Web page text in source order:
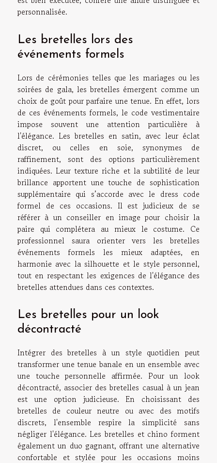
personnalisée.
Les bretelles lors des
événements formels
Lors de cérémonies telles que les mariages ou les
soirées de gala, les bretelles émergent comme un
choix de goût pour parfaire une tenue. En effet, lors
de ces événements formels, le code vestimentaire
impose souvent une attention particulière à
l'élégance. Les bretelles en satin, avec leur éclat
discret, ou celles en soie, synonymes de
raffinement, sont des options particulièrement
indiquées. Leur texture riche et la subtilité de leur
brillance apportent une touche de sophistication
supplémentaire qui s’accorde avec le dress code
formel de ces occasions. Il est judicieux de se
référer à un conseiller en image pour choisir la
paire qui complétera au mieux le costume. Ce
professionnel saura orienter vers les bretelles
événements formels les mieux adaptées, en
harmonie avec la silhouette et le style personnel,
tout en respectant les exigences de l'élégance des
bretelles attendues dans ces contextes.
Les bretelles pour un look
décontracté
Intégrer des bretelles à un style quotidien peut
transformer une tenue banale en un ensemble avec
une touche personnelle affirmée. Pour un look
décontracté, associer desbretelles casualà un jean
est une option judicieuse. En choisissant des
bretelles de couleur neutre ou avec des motifs
discrets, l'ensemble respire la simplicité sans
négliger l'élégance. Lesbretelles et chino forment
également un duo gagnant, offrant une alternative
confortable et stylée pour les occasions moins